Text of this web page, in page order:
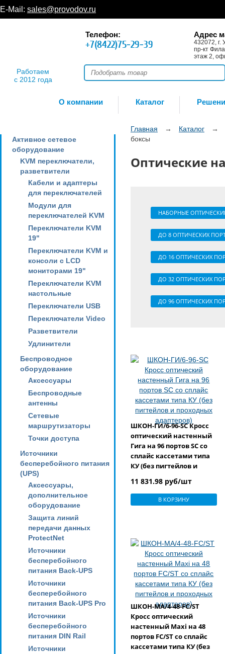
E-Mail: sales@provodov.ru
Работаем
с 2012 года
Телефон:
+7(8422)75-29-39
Адрес
432072, г.
пр-кт
этаж 2,
О компании Каталог
Активное сетевое
оборудование
KVM переключатели,
разветвители
Кабели и адаптеры
для переключателей
Модули для
переключателей KVM
Переключатели KVM
19"
Переключатели KVM и
консоли с LCD
мониторами 19"
Переключатели KVM
настольные
Переключатели USB
Переключатели Video
Разветвители
Удлинители
Беспроводное
оборудование
Аксессуары
Беспроводные
антенны
Сетевые
маршрутизаторы
Точки доступа
Источники
бесперебойного питания
(UPS)
Аксессуары,
дополнительное
оборудование
Защита линий
передачи данных
ProtectNet
Источники
бесперебойного
питания Back-UPS
Источники
бесперебойного
питания Back-UPS Pro
Источники
бесперебойного
питания DIN Rail
Источники
Главная → Каталог
→
боксы
Оптические
НАБОРНЫЕ
ДО 8 ОПТИЧЕСКИХ
ДО 16 ОПТИЧЕСКИХ
ДО 32 ОПТИЧЕСКИХ
ДО 96 ОПТИЧЕСКИХ
ШКОН-ГИ/6-96-SC Кросс
оптический настенный
Гига на 96 портов SC со
сплайс кассетами типа
КУ (без пигтейлов и
11 831.98 руб/шт
В КОРЗИНУ
ШКОН-MA/4-48-FC/ST
Кросс оптический
настенный Maxi на 48
портов FC/ST со сплайс
кассетами типа КУ (без